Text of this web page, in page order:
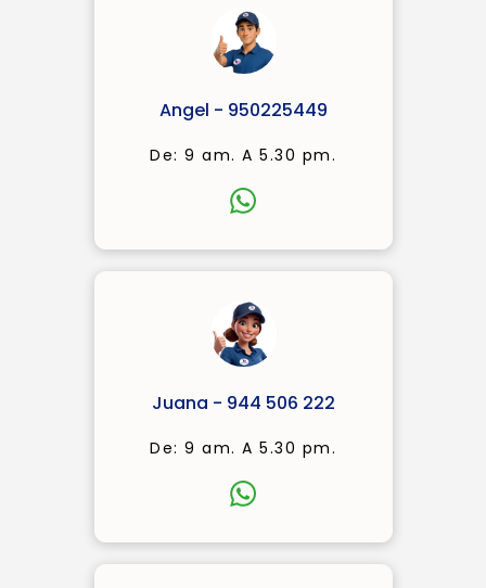
Angel - 950225449
De: 9 am. A 5.30 pm.
Juana - 944 506 222
De: 9 am. A 5.30 pm.